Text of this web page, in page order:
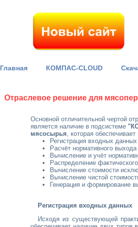
Главная КОМПАС-CLOUD
Отраслевое решение для
Основной отличительной чертой
является наличие в подсистеме
мясосырья, которая
Регистрация входных
Расчёт нормативного
Вычисление и учёт
Распределение
Вычисление стоимости
Вычисление чистой
Генерация и формирование
Регистрация входных данных
Исходя из существующей